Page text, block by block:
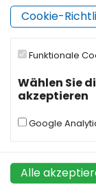
Das Ferienhaus
Cookie-
Funktionale
Wählen Sie
akzeptieren
Google
Alle